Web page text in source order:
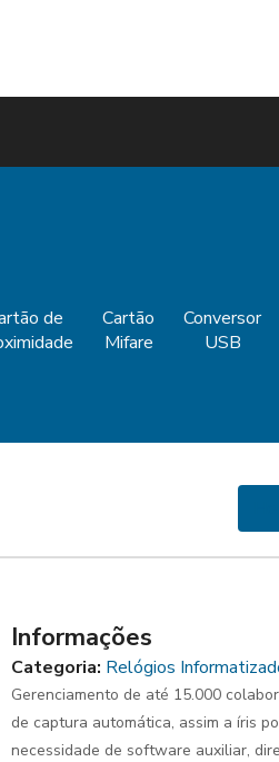
de
Cartão
Mifare
Conversor
USB
Informações
Categoria: Relógios
Gerenciamento de até 15.000
de captura automática, assim a íris
necessidade de software auxiliar,